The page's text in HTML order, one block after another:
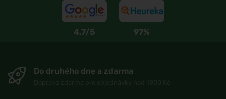
4,7/5 97%
Do druhého dne a zdarma